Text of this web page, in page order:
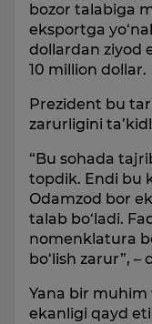
bozor talabiga
eksportga
dollardan ziyod
10 million dollar.
Prezident bu
zarurligini
“Bu sohada
topdik. Endi bu
Odamzod bor
talab bo‘ladi.
nomenklatura
bo‘lish zarur”,
Yana bir muhim
ekanligi qayd